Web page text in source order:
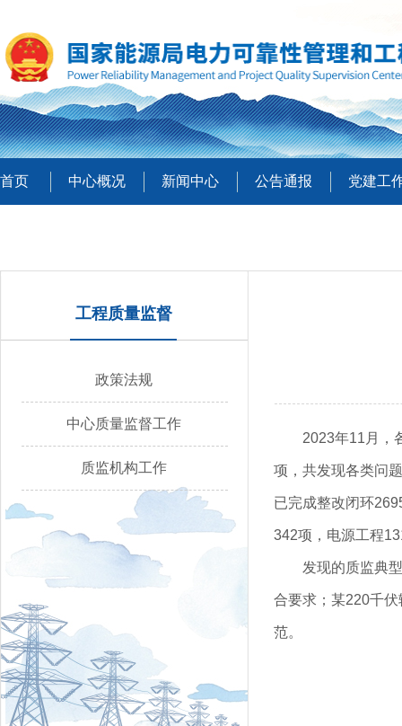
首页 中心概况 新闻中心 公告通报 党建工
工程质量监督
政策法规
中心质量监督工作
质监机构工作
2023年11月，
项，共发现各类问
已完成整改闭环
342项，电源工程
发现的质监典
合要求；某220千
范。